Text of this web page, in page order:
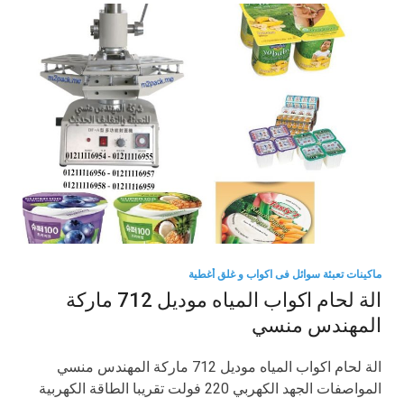
ماكينات تعبئة سوائل فى اكواب و غلق أغطية
الة لحام اكواب المياه موديل 712 ماركة
المهندس منسي
الة لحام اكواب المياه موديل 712 ماركة المهندس منسي
المواصفات الجهد الكهربي 220 فولت تقريبا الطاقة الكهربية